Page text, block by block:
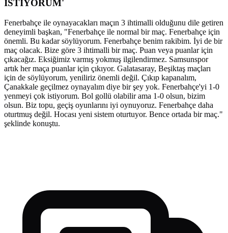
İSTİYORUM'
Fenerbahçe ile oynayacakları maçın 3 ihtimalli olduğunu dile getiren
deneyimli başkan, "Fenerbahçe ile normal bir maç. Fenerbahçe için
önemli. Bu kadar söylüyorum. Fenerbahçe benim rakibim. İyi de bir
maç olacak. Bize göre 3 ihtimalli bir maç. Puan veya puanlar için
çıkacağız. Eksiğimiz varmış yokmuş ilgilendirmez. Samsunspor
artık her maça puanlar için çıkıyor. Galatasaray, Beşiktaş maçları
için de söylüyorum, yeniliriz önemli değil. Çıkıp kapanalım,
Çanakkale geçilmez oynayalım diye bir şey yok. Fenerbahçe'yi 1-0
yenmeyi çok istiyorum. Bol gollü olabilir ama 1-0 olsun, bizim
olsun. Biz topu, geçiş oyunlarını iyi oynuyoruz. Fenerbahçe daha
oturtmuş değil. Hocası yeni sistem oturtuyor. Bence ortada bir maç."
şeklinde konuştu.